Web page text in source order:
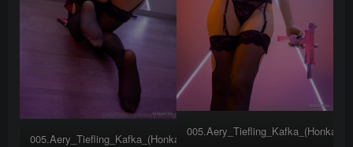
005.Aery_Tiefling_Kafka_(Honkai_Star_Rail)__c_(48)